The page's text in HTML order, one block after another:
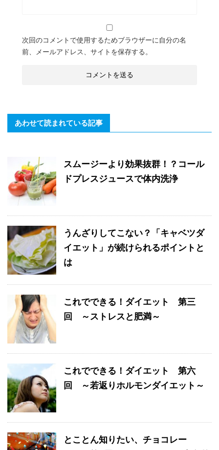
次回のコメントで使用するためブラウザーに自分の名
前、メールアドレス、サイトを保存する。
あわせて読まれている記事
スムージーより効果抜群！？コール
ドプレスジュースで体内洗浄
うんざりしてこない？「キャベツダ
イエット」が続けられるポイントと
は
これでできる！ダイエット 第三
回 ～ストレスと肥満～
これでできる！ダイエット 第六
回 ～若返りホルモンダイエット～
とことん知りたい、チョコレー